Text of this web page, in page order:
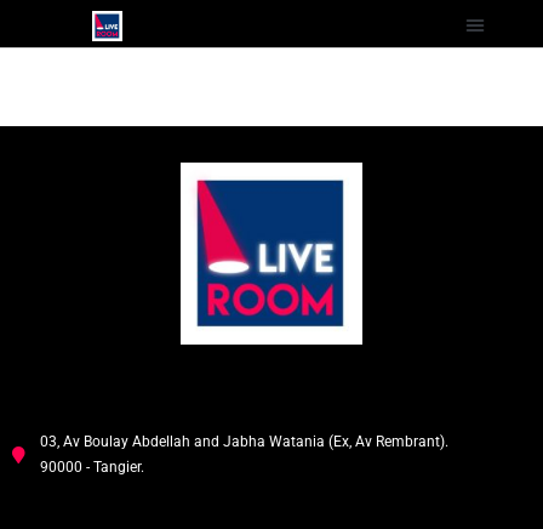
03, Av Boulay Abdellah and Jabha Watania (Ex, Av Rembrant).
90000 - Tangier.